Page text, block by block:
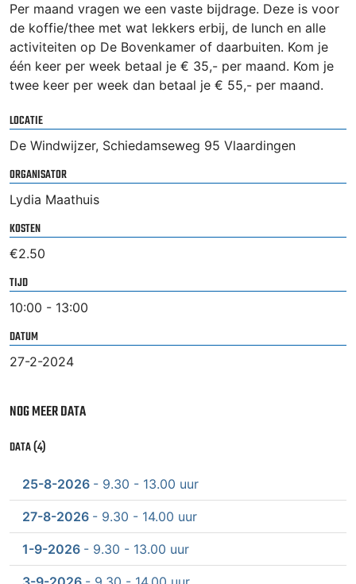
Per maand vragen we een vaste bijdrage. Deze is voor
de koffie/thee met wat lekkers erbij, de lunch en alle
activiteiten op De Bovenkamer of daarbuiten. Kom je
één keer per week betaal je € 35,- per maand. Kom je
twee keer per week dan betaal je € 55,- per maand.
LOCATIE
De Windwijzer, Schiedamseweg 95 Vlaardingen
ORGANISATOR
Lydia Maathuis
KOSTEN
€2.50
TIJD
10:00 - 13:00
DATUM
27-2-2024
NOG MEER DATA
DATA (4)
25-8-2026 - 9.30 - 13.00 uur
27-8-2026 - 9.30 - 14.00 uur
1-9-2026 - 9.30 - 13.00 uur